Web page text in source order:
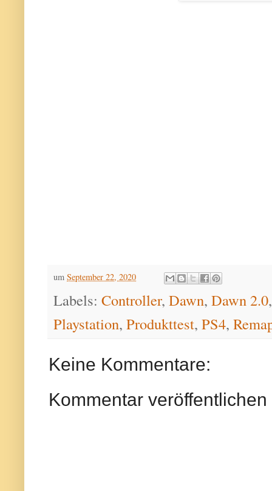
um September 22, 2020
Labels: Controller, Dawn, Dawn 2.0
Playstation, Produkttest, PS4,
Keine Kommentare:
Kommentar veröffentlichen